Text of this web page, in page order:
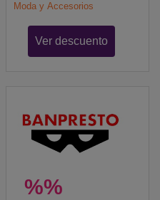
Moda y Accesorios
Ver descuento
%%